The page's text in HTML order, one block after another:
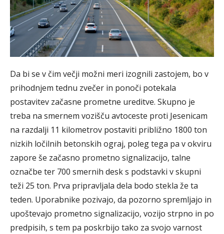
Da bi se v čim večji možni meri izognili zastojem, bo v
prihodnjem tednu zvečer in ponoči potekala
postavitev začasne prometne ureditve. Skupno je
treba na smernem vozišču avtoceste proti Jesenicam
na razdalji 11 kilometrov postaviti približno 1800 ton
nizkih ločilnih betonskih ograj, poleg tega pa v okviru
zapore še začasno prometno signalizacijo, talne
označbe ter 700 smernih desk s podstavki v skupni
teži 25 ton. Prva pripravljala dela bodo stekla že ta
teden. Uporabnike pozivajo, da pozorno spremljajo in
upoštevajo prometno signalizacijo, vozijo strpno in po
predpisih, s tem pa poskrbijo tako za svojo varnost